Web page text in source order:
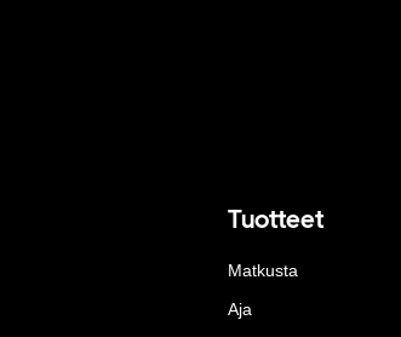
Tuotteet
Matkusta
Aja